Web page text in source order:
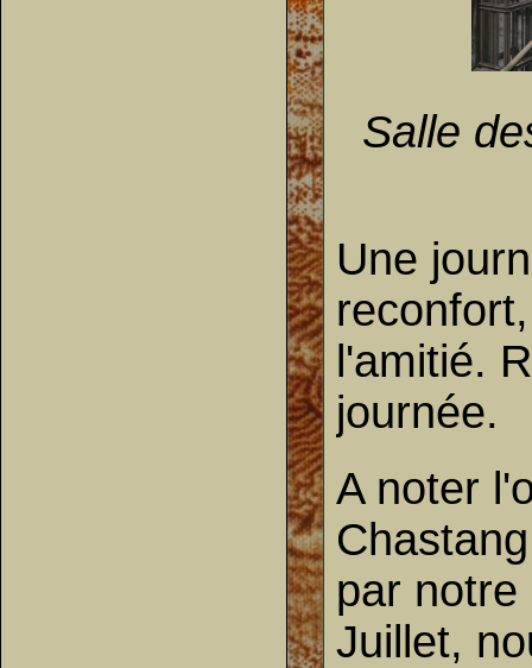
Une
l'amitié.
journée.
A noter
par
Juillet,